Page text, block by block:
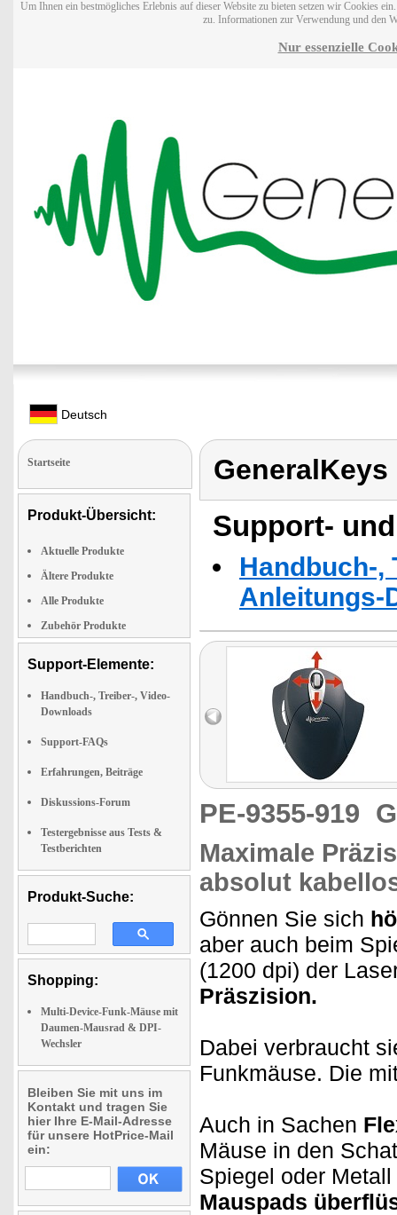
Um Ihnen ein bestmögliches Erlebnis auf dieser Website zu bieten setzen wir Cookies
zu. Informationen zur Verwendung und den
Nur essenzielle
Deutsch
Startseite
Produkt-Übersicht:
Aktuelle Produkte
Ältere Produkte
Alle Produkte
Zubehör Produkte
Support-Elemente:
Handbuch-, Treiber-, Video-
Downloads
Support-FAQs
Erfahrungen, Beiträge
Diskussions-Forum
Testergebnisse aus Tests &
Testberichten
Produkt-Suche:
Shopping:
Multi-Device-Funk-Mäuse mit
Daumen-Mausrad & DPI-
Wechsler
Bleiben Sie mit uns im
Kontakt und tragen Sie
hier Ihre E-Mail-Adresse
für unsere HotPrice-Mail
ein:
GeneralKeys
Support-
Handbuch-,
Anleitungs-
PE-9355-919
Maximale
absolut
Gönnen Sie sich
aber auch beim
(1200 dpi) der
Präszision.
Dabei verbraucht
Funkmäuse. Die
Auch in Sachen
Mäuse in den
Spiegel oder
Mauspads